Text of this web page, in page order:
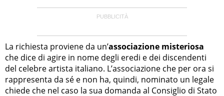
La richiesta proviene da un’associazione misteriosa
che dice di agire in nome degli eredi e dei discendenti
del celebre artista italiano. L’associazione che per ora si
rappresenta da sé e non ha, quindi, nominato un legale
chiede che nel caso la sua domanda al Consiglio di Stato